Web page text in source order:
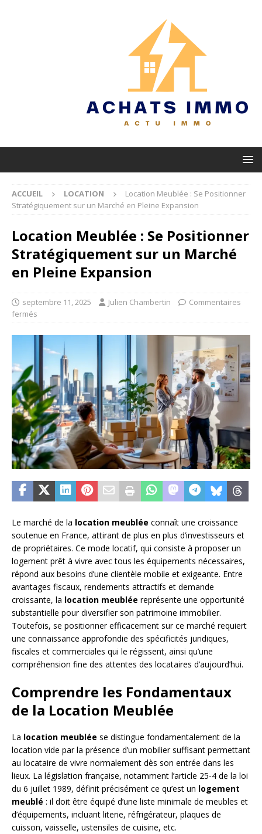
ACCUEIL LOCATION
Location Meublée : Se Positionner
Stratégiquement sur un Marché en Pleine Expansion
Location Meublée : Se Positionner
Stratégiquement sur un Marché
en Pleine Expansion
septembre 11, 2025 Julien Chambertin
Commentaires
fermés
Le marché de la location meublée connaît une croissance
soutenue en France, attirant de plus en plus d’investisseurs et
de propriétaires. Ce mode locatif, qui consiste à proposer un
logement prêt à vivre avec tous les équipements nécessaires,
répond aux besoins d’une clientèle mobile et exigeante. Entre
avantages fiscaux, rendements attractifs et demande
croissante, la location meublée représente une opportunité
substantielle pour diversifier son patrimoine immobilier.
Toutefois, se positionner efficacement sur ce marché requiert
une connaissance approfondie des spécificités juridiques,
fiscales et commerciales qui le régissent, ainsi qu’une
compréhension fine des attentes des locataires d’aujourd’hui.
Comprendre les Fondamentaux
de la Location Meublée
La location meublée se distingue fondamentalement de la
location vide par la présence d’un mobilier suffisant permettant
au locataire de vivre normalement dès son entrée dans les
lieux. La législation française, notamment l’article 25-4 de la loi
du 6 juillet 1989, définit précisément ce qu’est un logement
meublé : il doit être équipé d’une liste minimale de meubles et
d’équipements, incluant literie, réfrigérateur, plaques de
cuisson, vaisselle, ustensiles de cuisine, etc.